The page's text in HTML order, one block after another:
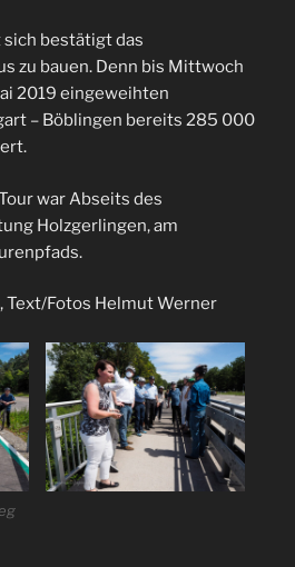
sich bestätigt das
zu bauen. Denn bis Mittwoch
2019 eingeweihten
– Böblingen bereits 285 000
war Abseits des
Holzgerlingen, am
Text/Fotos Helmut Werner